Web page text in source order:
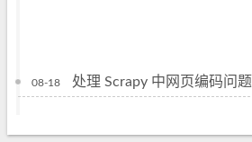
08-18 处理 Scrapy 中网页编码问题